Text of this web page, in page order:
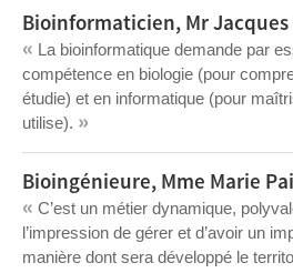
Bioinformaticien, Mr Jacques
« La bioinformatique demande par
compétence en biologie (pour
étudie) et en informatique (pour
utilise). »
Bioingénieure, Mme Marie
« C’est un métier dynamique,
l’impression de gérer et d’avoir un
manière dont sera développé le